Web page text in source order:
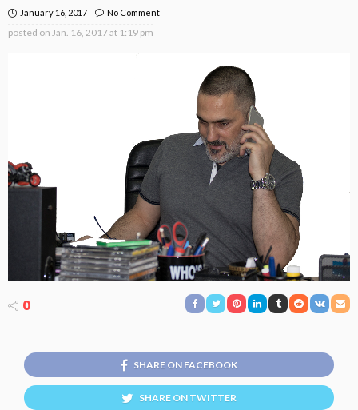
January 16, 2017 No Comment
posted on Jan. 16, 2017 at 1:19 pm
0
SHARE ON FACEBOOK
SHARE ON TWITTER